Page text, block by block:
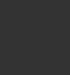
SUPPLEMENT